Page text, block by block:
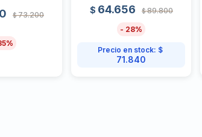
$ 73.200
$ 64.656 $ 89.800
28
Precio en stock: $
71.840